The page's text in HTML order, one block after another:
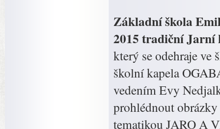
Základní škola
2015 tradiční Jarní
který se odehraje
školní kapela
vedením Evy
prohlédnout
tematikou JARO A